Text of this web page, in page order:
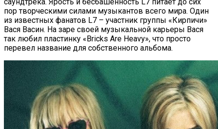
саундтрека. Ярость и бесбашенность L7 питает до сих
пор творческими силами музыкантов всего мира. Один
из известных фанатов L7 – участник группы «Кирпичи»
Вася Васин. На заре своей музыкальной карьеры Вася
так любил пластинку «Bricks Are Heavy», что просто
перевел название для собственного альбома.